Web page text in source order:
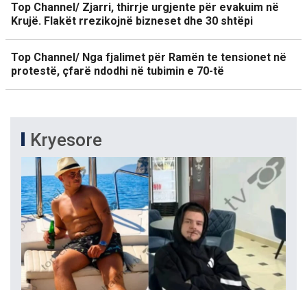
Top Channel/ Zjarri, thirrje urgjente për evakuim në
Krujë. Flakët rrezikojnë bizneset dhe 30 shtëpi
Top Channel/ Nga fjalimet për Ramën te tensionet në
protestë, çfarë ndodhi në tubimin e 70-të
Kryesore